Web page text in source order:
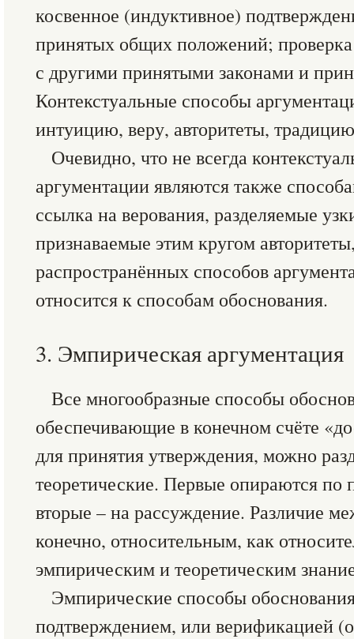
косвенное (индуктивное)
принятых общих положений; проверка
с другими принятыми законами и
Контекстуальные способы
интуицию, веру, авторитеты,
Очевидно, что не всегда
аргументации являются также
ссылка на верования, разделяемые
признаваемые этим кругом
распространённых способов
относится к способам обоснования.
3. Эмпирическая аргументация
Все многообразные способы
обеспечивающие в конечном счёте
для принятия утверждения, можно
теоретические. Первые опираются по
вторые – на рассуждение. Различие
конечно, относительным, как
эмпирическим и теоретическим
Эмпирические способы
подтверждением, или верификацией